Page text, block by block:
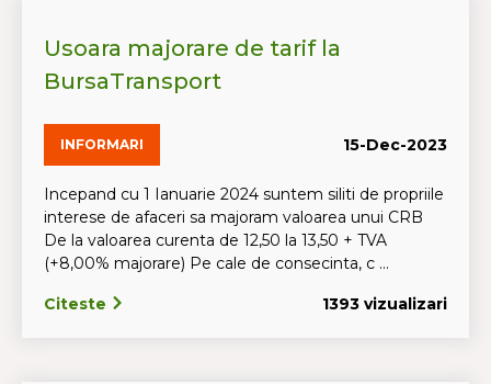
Usoara majorare de tarif la
BursaTransport
INFORMARI 15-Dec-2023
Incepand cu 1 Ianuarie 2024 suntem siliti de propriile
interese de afaceri sa majoram valoarea unui CRB
De la valoarea curenta de 12,50 la 13,50 + TVA
(+8,00% majorare) Pe cale de consecinta, c ...
Citeste 1393 vizualizari